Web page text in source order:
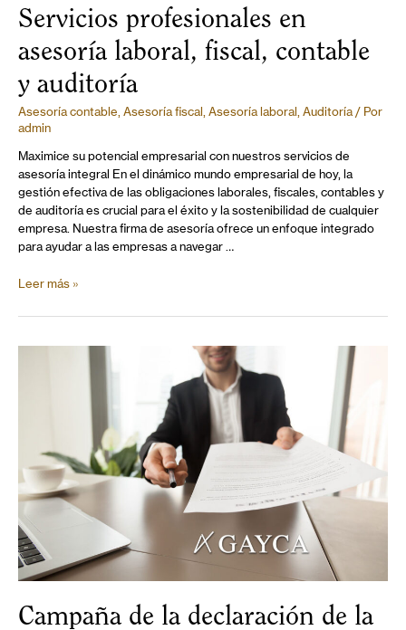
Servicios profesionales en
asesoría laboral, fiscal, contable
y auditoría
Asesoría contable Asesoría fiscal Asesoría laboral Auditoría / Por
admin
Maximice su potencial empresarial con nuestros servicios de
asesoría integral En el dinámico mundo empresarial de hoy, la
gestión efectiva de las obligaciones laborales, fiscales, contables y
de auditoría es crucial para el éxito y la sostenibilidad de cualquier
empresa. Nuestra firma de asesoría ofrece un enfoque integrado
para ayudar a las empresas a navegar …
Leer más »
Campaña de la declaración de la